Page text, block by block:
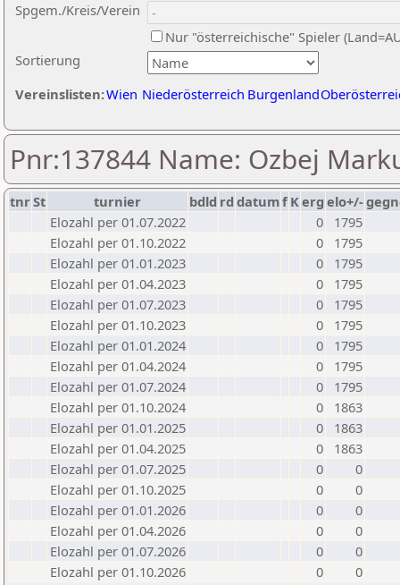
Sortierung
Spgem./Kreis/Verein
Nur "österreichische" Spieler
Vereinslisten:Wien Niederösterreich Burgenland
Pnr:137844 Name: Ozbej
tnrSt turnier bdld rd datumf Kerg elo+/-
Elozahl per 01.07.2022
0
1795
Elozahl per 01.10.2022
0
1795
Elozahl per 01.01.2023
0
1795
Elozahl per 01.04.2023
0
1795
Elozahl per 01.07.2023
0
1795
Elozahl per 01.10.2023
0
1795
Elozahl per 01.01.2024
0
1795
Elozahl per 01.04.2024
0
1795
Elozahl per 01.07.2024
0
1795
Elozahl per 01.10.2024
0
1863
Elozahl per 01.01.2025
0
1863
Elozahl per 01.04.2025
0
1863
Elozahl per 01.07.2025
0
0
Elozahl per 01.10.2025
0
0
Elozahl per 01.01.2026
0
0
Elozahl per 01.04.2026
0
0
Elozahl per 01.07.2026
0
0
Elozahl per 01.10.2026
0 0